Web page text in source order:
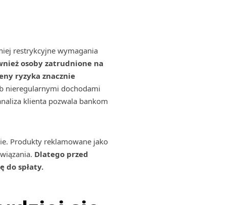
restrykcyjne wymagania
osoby zatrudnione na
ryzyka znacznie
nieregularnymi dochodami
klienta pozwala bankom
Produkty reklamowane jako
Dlatego przed
do spłaty.